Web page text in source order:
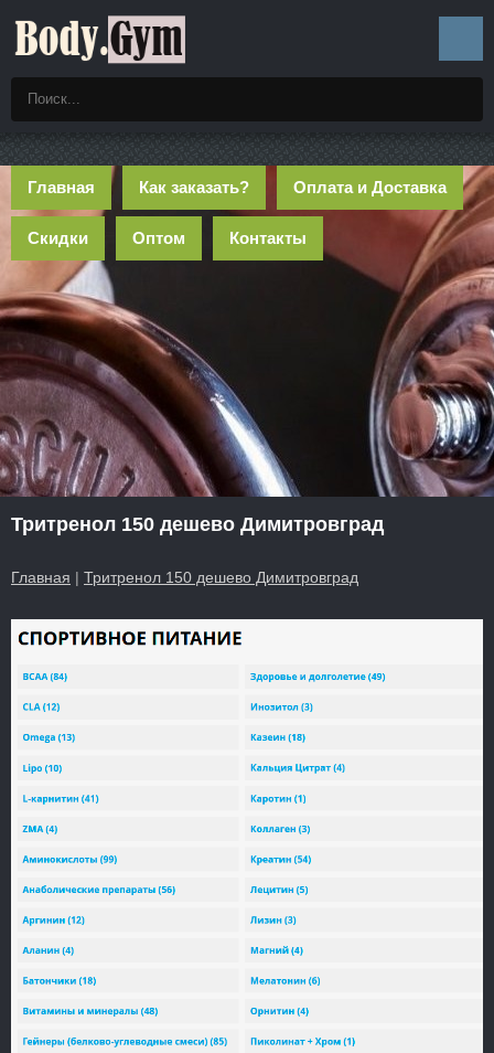
Главная Как заказать? Оплата и Доставка
Скидки Оптом Контакты
Тритренол 150 дешево Димитровград
Главная | Тритренол 150 дешево Димитровград